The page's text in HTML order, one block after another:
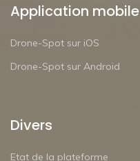
Application mobile
Drone-Spot sur iOS
Drone-Spot sur Android
Divers
Etat de la plateforme